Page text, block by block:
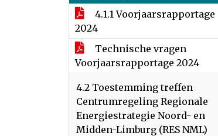
4.1.1 Voorjaarsrapportage
2024
Technische vragen
Voorjaarsrapportage 2024
4.2 Toestemming treffen
Centrumregeling Regionale
Energiestrategie Noord- en
Midden-Limburg (RES NML)